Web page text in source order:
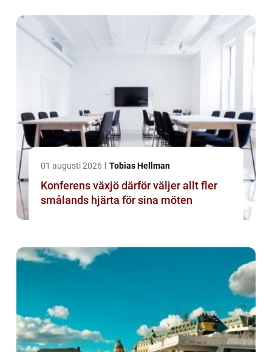
01 augusti 2026 Tobias Hellman
Konferens växjö därför väljer allt fler
smålands hjärta för sina möten